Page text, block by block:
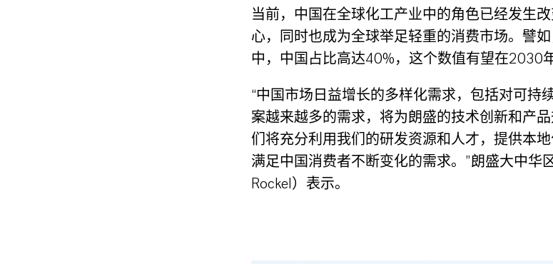
当前，中国在全球化工产业中的角色已经发生
心，同时也成为全球举足轻重的消费市场。譬
中，中国占比高达40%，这个数值有望在2030
“中国市场日益增长的多样化需求，包括对可持
案越来越多的需求，将为朗盛的技术创新和产
们将充分利用我们的研发资源和人才，提供本
满足中国消费者不断变化的需求。”朗盛大中华
Rockel）表示。